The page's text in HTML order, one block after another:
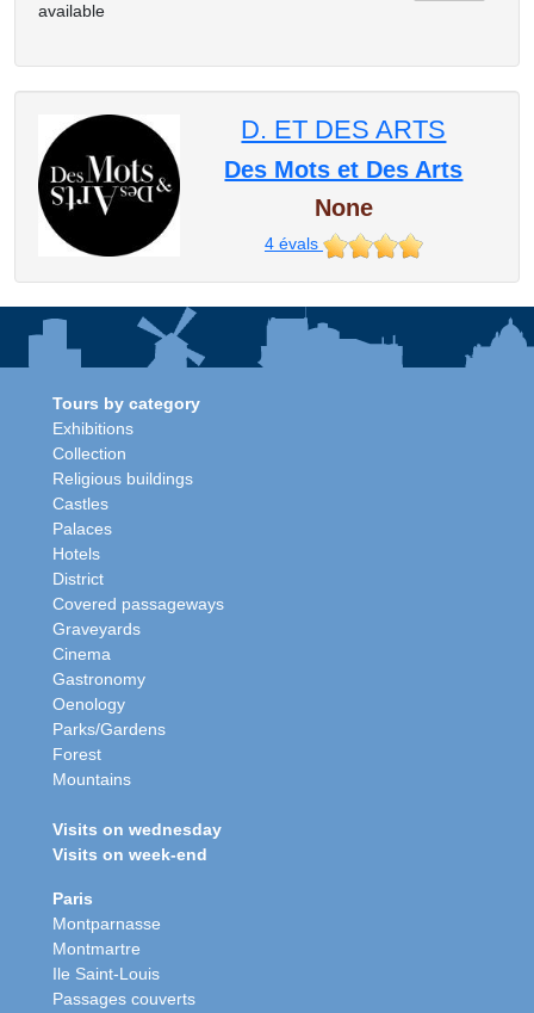
available
D. ET DES ARTS
Des Mots et Des Arts
None
4évals
Tours by category
Exhibitions
Collection
Religious buildings
Castles
Palaces
Hotels
District
Covered passageways
Graveyards
Cinema
Gastronomy
Oenology
Parks/Gardens
Forest
Mountains
Visits on wednesday
Visits on week-end
Paris
Montparnasse
Montmartre
Ile Saint-Louis
Passages couverts